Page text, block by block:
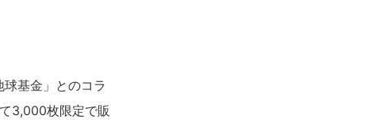
基金」とのコラ
3,000枚限定で販